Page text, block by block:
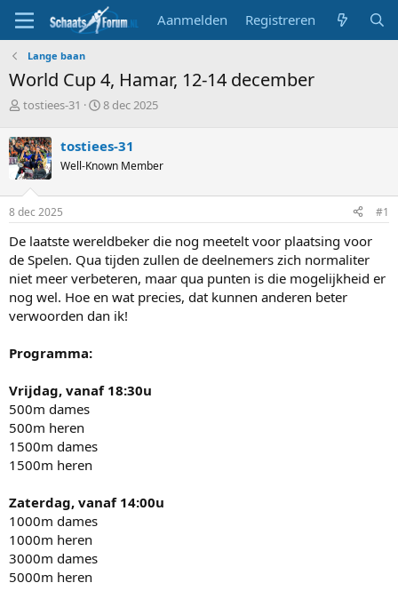
Aanmelden Registreren
Lange baan
World Cup 4, Hamar, 12-14 december
T
p
i
c
s
t
a
t
e
r
tostiees-31
S
r
t
a
m
8 dec 2025
tostiees-31
Well-Known Member
8 dec 2025 #1
De laatste wereldbeker die nog meetelt voor plaatsing voor
de Spelen. Qua tijden zullen de deelnemers zich normaliter
niet meer verbeteren, maar qua punten is die mogelijkheid er
nog wel. Hoe en wat precies, dat kunnen anderen beter
verwoorden dan ik!
Programma:
Vrijdag, vanaf 18:30u
500m dames
500m heren
1500m dames
1500m heren
Zaterdag, vanaf 14:00u
1000m dames
1000m heren
3000m dames
5000m heren